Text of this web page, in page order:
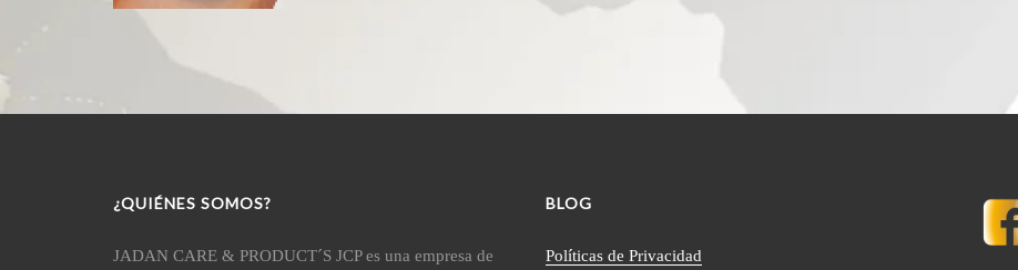
¿QUIÉNES SOMOS?
JADAN CARE & PRODUCT´S JCP es una empresa de
BLOG
Políticas de Privacidad